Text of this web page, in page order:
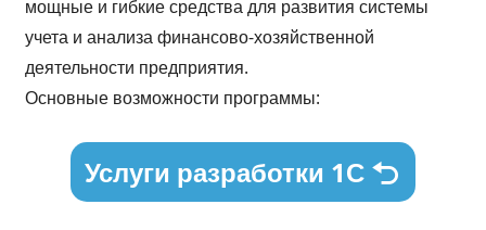
мощные и гибкие средства для развития системы
учета и анализа финансово-хозяйственной
деятельности предприятия.
Основные возможности программы:
Услуги разработки 1С